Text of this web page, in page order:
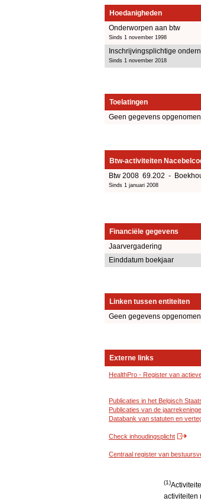
Hoedanigheden
Onderworpen aan btw
Sinds 1 november 1998
Inschrijvingsplichtige
Sinds 1 november 2018
Toelatingen
Geen gegevens
Btw-activiteiten
Btw 2008 69.202 -
Sinds 1 januari 2008
Financiële gegevens
Jaarvergadering
Einddatum boekjaar
Linken tussen entiteiten
Geen gegevens
Externe links
HealthPro - Register van
Publicaties in het Belgisch
Publicaties van de
Databank van statuten en
Check inhoudingsplicht
Centraal register van
(1)
activiteiten